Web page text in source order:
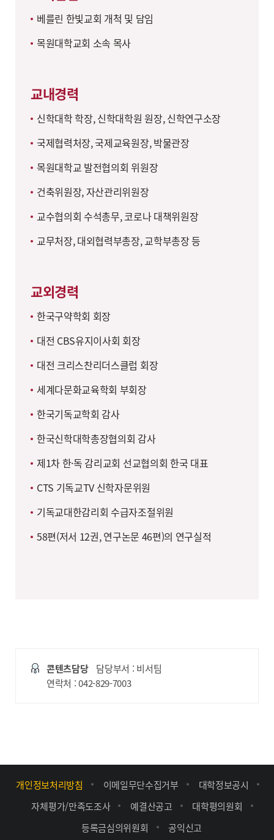
베를린 한빛교회 개척 및 담임
목원대학교회 소속 목사
교내경력
신학대학 학장, 신학대학원 원장, 신학연구소장
국제협력처장, 국제교육원장, 박물관장
목원대학교 발전협의회 위원장
건축위원장, 자산관리위원장
교수협의회 수석총무, 코로나 대책위원장
교무처장, 대외협력부총장, 교학부총장 등
교외경력
한국구약학회 회장
대전 CBS유지이사회 회장
대전 크리스찬리더스클럽 회장
세계다문화교육학회 부회장
한국기독교학회 감사
한국신학대학총장협의회 감사
제1차 한·독 감리교회 선교협의회 한국 대표
CTS 기독교TV 신학자문위원
기독교대한감리회 수급자조절위원
58편(저서 12권, 연구논문 46편)의 연구실적
콘텐츠담당
담당부서 : 비서팀
연락처 : 042-829-7003
개인정보처리방침 이메일무단수집거부
대학정보공시
자체평가/만족도조사
예결산공고
대학평의원회
등록금심의위원회
공익신고